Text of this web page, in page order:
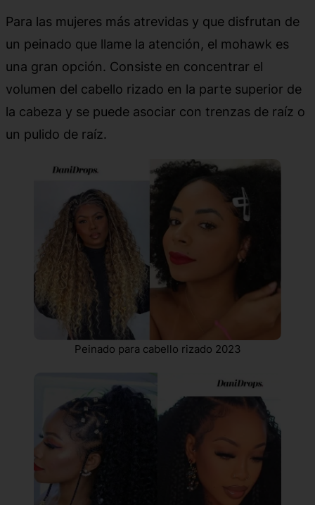
Para las mujeres más atrevidas y que disfrutan de
un peinado que llame la atención, el mohawk es
una gran opción. Consiste en concentrar el
volumen del cabello rizado en la parte superior de
la cabeza y se puede asociar con trenzas de raíz o
un pulido de raíz.
Peinado para cabello rizado 2023